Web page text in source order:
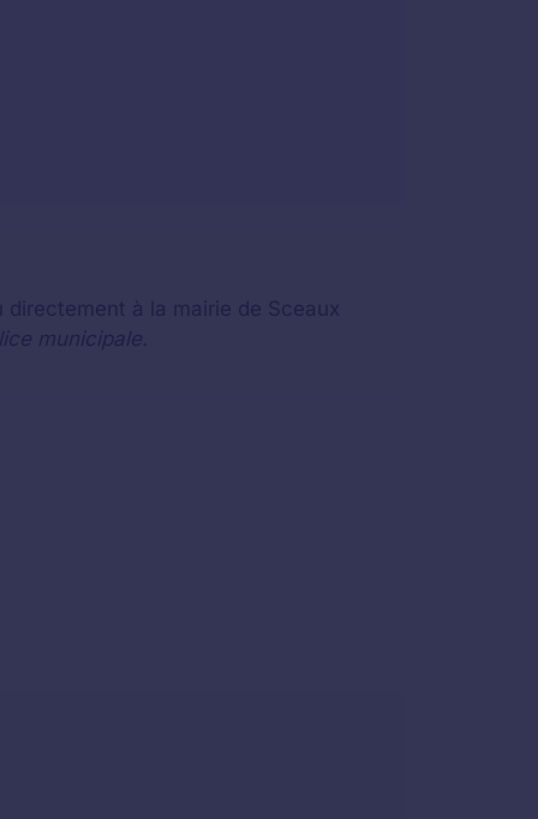
à la mairie de Sceaux
municipale.